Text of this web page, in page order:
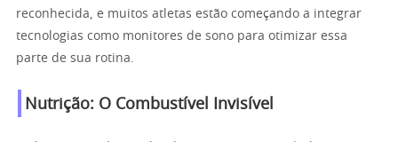
reconhecida, e muitos atletas estão começando a integrar
tecnologias como monitores de sono para otimizar essa
parte de sua rotina.
Nutrição: O Combustível Invisível